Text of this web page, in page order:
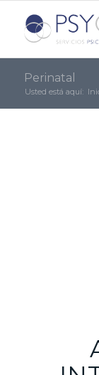
Perinatal
Usted está aquí: